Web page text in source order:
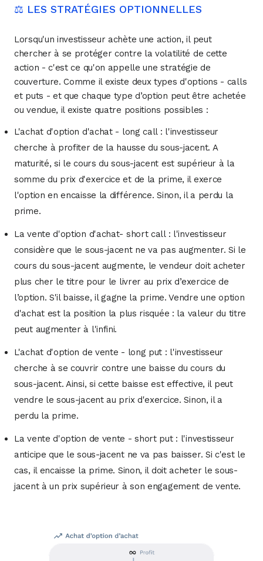
⚖️ LES STRATÉGIES OPTIONNELLES
Lorsqu'un investisseur achète une action, il peut
chercher à se protéger contre la volatilité de cette
action - c'est ce qu'on appelle une stratégie de
couverture. Comme il existe deux types d'options - calls
et puts - et que chaque type d’option peut être achetée
ou vendue, il existe quatre positions possibles :
L'achat d'option d'achat - long call : l'investisseur
cherche à profiter de la hausse du sous-jacent. A
maturité, si le cours du sous-jacent est supérieur à la
somme du prix d'exercice et de la prime, il exerce
l'option en encaisse la différence. Sinon, il a perdu la
prime.
La vente d'option d'achat- short call : l'investisseur
considère que le sous-jacent ne va pas augmenter. Si le
cours du sous-jacent augmente, le vendeur doit acheter
plus cher le titre pour le livrer au prix d’exercice de
l’option. S'il baisse, il gagne la prime. Vendre une option
d'achat est la position la plus risquée : la valeur du titre
peut augmenter à l'infini.
L'achat d'option de vente - long put : l'investisseur
cherche à se couvrir contre une baisse du cours du
sous-jacent. Ainsi, si cette baisse est effective, il peut
vendre le sous-jacent au prix d'exercice. Sinon, il a
perdu la prime.
La vente d'option de vente - short put : l'investisseur
anticipe que le sous-jacent ne va pas baisser. Si c'est le
cas, il encaisse la prime. Sinon, il doit acheter le sous-
jacent à un prix supérieur à son engagement de vente.